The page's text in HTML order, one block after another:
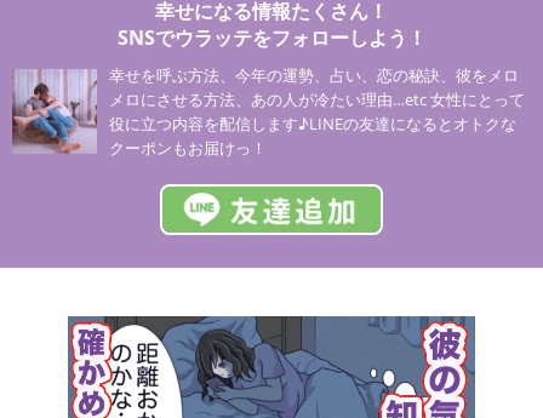
幸せになる情報たくさん！
SNSでウラッテをフォローしよう！
幸せを呼ぶ方法、今年の運勢、占い、恋の秘訣、彼をメロ
メロにさせる方法、あの人が冷たい理由…etc 女性にとって
役に立つ内容を配信します♪LINEの友達になるとオトクな
クーポンもお届けっ！